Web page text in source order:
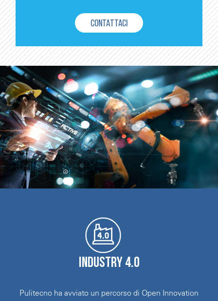
CONTATTACI
Industry 4.0
Pulitecno ha avviato un percorso di Open Innovation